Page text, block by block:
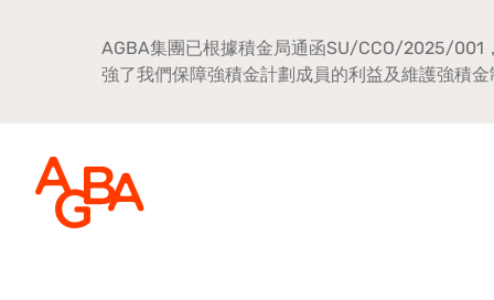
AGBA集團已根據積金局通函SU/CCO/2025/001
強了我們保障強積金計劃成員的利益及維護強積金